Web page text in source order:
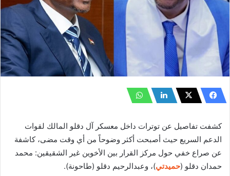
كشفت تفاصيل عن توترات داخل معسكر آل دقلو المالك لقوات
الدعم السريع حيث أصبحت أكثر وضوحاً من أي وقت مضى، كاشفة
عن صراع خفي حول مركز القرار بين الأخوين غير الشقيقين: محمد
حمدان دقلو (حميدتي)، وعبدالرحيم دقلو (طاحونة).